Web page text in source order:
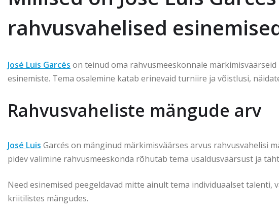
rahvusvahelised
José Luis Garcés on teinud oma rahvusmeeskonnale
esinemiste. Tema osalemine katab erinevaid turniire ja võistlusi,
Rahvusvaheliste mängude arv
José Luis Garcés on mänginud märkimisväärses arvus rahvusvahelisi
pidev valimine rahvusmeeskonda rõhutab tema usaldusväärsust ja
Need esinemised peegeldavad mitte ainult tema individuaalset talenti,
kriitilistes mängudes.